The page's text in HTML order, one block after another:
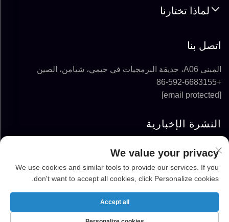
لماذا تختارنا
اتصل بنا
المبنى A06، حديقة البرمجيات في جيمي، شيامن، الصين
+86-592-6683155
[email protected]
النشرة الإخبارية
الاشتراك
SUPER SOLAR ENERGY TECHNOLOGY CO.,
We value your privacy
We use cookies and similar tools to provide our services. If you
don't want to accept all cookies, click Personalize cookies.
Accept all